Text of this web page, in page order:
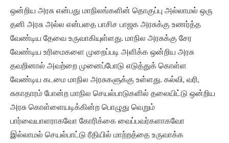
ஒன்றிய அரசு என்பது மாநிலங்களின் தொகுப்பு அல்லாமல் ஒரு
தனி அரசு அல்ல என்பதை பாசிச பாஜக அரசுக்கு உணர்த்த
வேண்டிய தேவை உருவாகியுள்ளது. மாநில அரசுக்கு சேர
வேண்டிய உரிமைகளை முறைப்படி அளிக்க ஒன்றிய அரசு
தவறினால் அவற்றை முனைப்போடு எடுத்துக் கொள்ள
வேண்டிய கடமை மாநில அரசுகளுக்கு உள்ளது. கல்வி, வரி,
சுகாதாரம் போன்ற மாநில செயல்பாடுகளில் தலையிட்டு ஒன்றிய
அரசு கொள்ளையடிக்கின்ற பொழுது வெறும்
பார்வையாளராகவோ கோரிக்கை வைப்பவர்களாகவோ
இல்லாமல் செயல்பாட்டு ரீதியில் மாற்றத்தை உருவாக்க